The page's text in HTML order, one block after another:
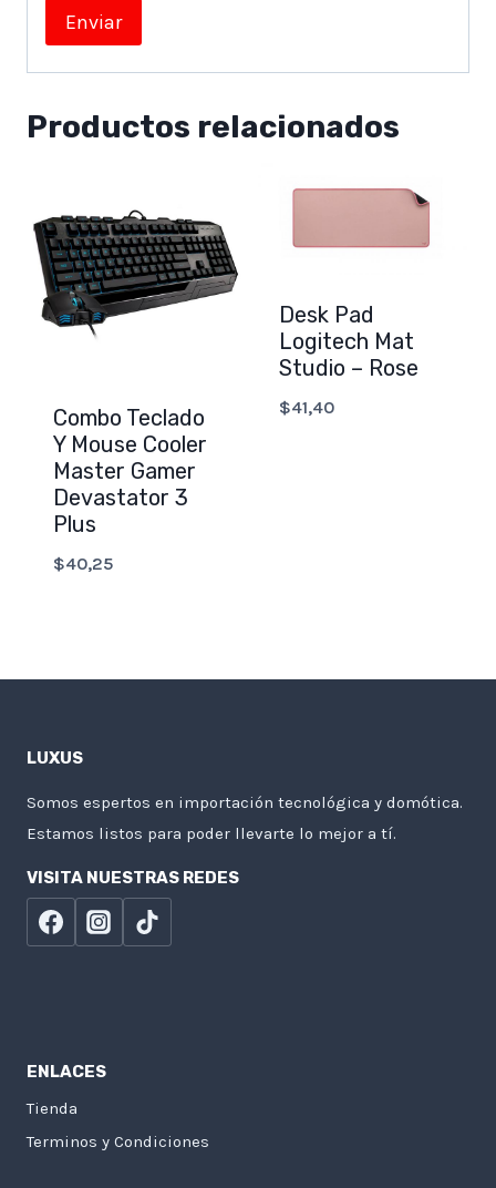
Productos relacionados
Combo Teclado
Y Mouse Cooler
Master Gamer
Devastator 3
Plus
$40,25
Desk Pad
Logitech Mat
Studio – Rose
$41,40
LUXUS
Somos espertos en importación tecnológica y domótica.
Estamos listos para poder llevarte lo mejor a tí.
VISITA NUESTRAS REDES
ENLACES
Tienda
Terminos y Condiciones